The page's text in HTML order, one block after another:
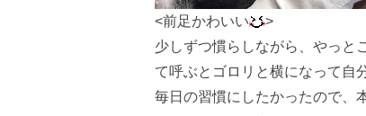
<前足かわいい
>
少しずつ慣らしながら、やっと
て呼ぶとゴロリと横になって自
毎日の習慣にしたかったので、